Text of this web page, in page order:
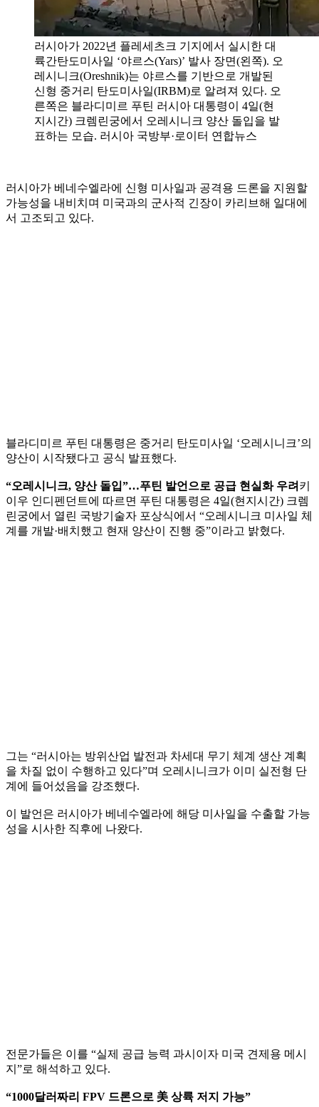
러시아가 2022년 플레세츠크 기지에서 실시한 대
륙간탄도미사일 ‘야르스(Yars)’ 발사 장면(왼쪽). 오
레시니크(Oreshnik)는 야르스를 기반으로 개발된
신형 중거리 탄도미사일(IRBM)로 알려져 있다. 오
른쪽은 블라디미르 푸틴 러시아 대통령이 4일(현
지시간) 크렘린궁에서 오레시니크 양산 돌입을 발
표하는 모습. 러시아 국방부·로이터 연합뉴스
러시아가 베네수엘라에 신형 미사일과 공격용 드론을 지원할
가능성을 내비치며 미국과의 군사적 긴장이 카리브해 일대에
서 고조되고 있다.
블라디미르 푸틴 대통령은 중거리 탄도미사일 ‘오레시니크’의
양산이 시작됐다고 공식 발표했다.
“오레시니크, 양산 돌입”…푸틴 발언으로 공급 현실화 우려 키
이우 인디펜던트에 따르면 푸틴 대통령은 4일(현지시간) 크렘
린궁에서 열린 국방기술자 포상식에서 “오레시니크 미사일 체
계를 개발·배치했고 현재 양산이 진행 중”이라고 밝혔다.
그는 “러시아는 방위산업 발전과 차세대 무기 체계 생산 계획
을 차질 없이 수행하고 있다”며 오레시니크가 이미 실전형 단
계에 들어섰음을 강조했다.
이 발언은 러시아가 베네수엘라에 해당 미사일을 수출할 가능
성을 시사한 직후에 나왔다.
전문가들은 이를 “실제 공급 능력 과시이자 미국 견제용 메시
지”로 해석하고 있다.
“1000달러짜리 FPV 드론으로 美 상륙 저지 가능”